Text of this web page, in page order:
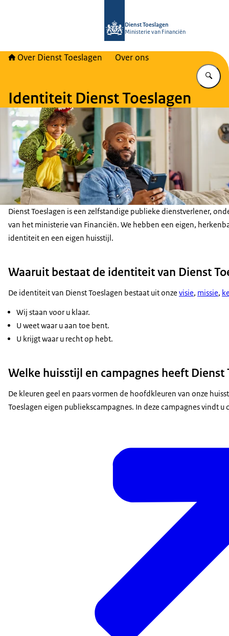
Dienst Toeslagen
Ministerie van Financiën
Over Dienst Toeslagen Over ons
Identiteit Dienst Toeslagen
Dienst Toeslagen is een zelfstandige publieke dienstverlener,
van het ministerie van Financiën. We hebben een eigen,
identiteit en een eigen huisstijl.
Waaruit bestaat de identiteit van Dienst
De identiteit van Dienst Toeslagen bestaat uit onze visie, missie,
Wij staan voor u klaar.
U weet waar u aan toe bent.
U krijgt waar u recht op hebt.
Welke huisstijl en campagnes heeft Dienst
De kleuren geel en paars vormen de hoofdkleuren van onze
Toeslagen eigen publiekscampagnes. In deze campagnes vindt